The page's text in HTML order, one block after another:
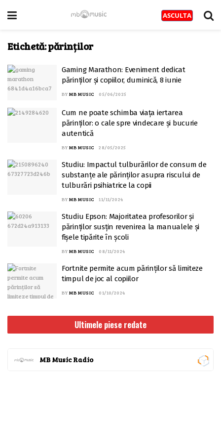
Etichetă:părinților
Gaming Marathon: Eveniment dedicat
părinților și copiilor, duminică, 8 iunie
BY MB MUSIC 05/06/2025
Cum ne poate schimba viața iertarea
părinților: o cale spre vindecare și bucurie
autentică
BY MB MUSIC 28/05/2025
Studiu: Impactul tulburărilor de consum de
substanțe ale părinților asupra riscului de
tulburări psihiatrice la copii
BY MB MUSIC 11/11/2024
Studiu Epson: Majoritatea profesorilor și
părinților susțin revenirea la manualele și
fișele tipărite în școli
BY MB MUSIC 08/11/2024
Fortnite permite acum părinților să limiteze
timpul de joc al copiilor
BY MB MUSIC 01/10/2024
Ultimele piese redate
MB Music Radio